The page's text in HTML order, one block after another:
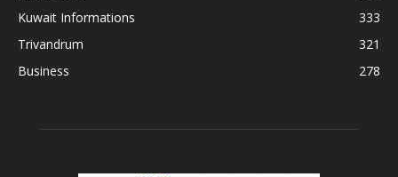
Kuwait Informations
333
Trivandrum
321
Business
278